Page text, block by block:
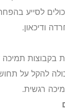
לסייע
בקבוצות תמיכה
להקל על
רגשית.